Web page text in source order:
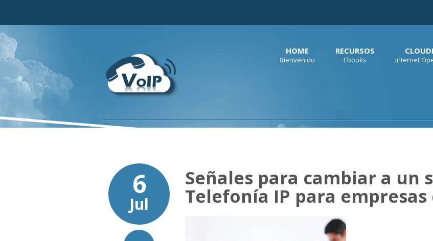
HOME
Bienvenido
RECURSOS
Ebooks Internet
6
Jul
Señales para cambiar a un
Telefonía IP para